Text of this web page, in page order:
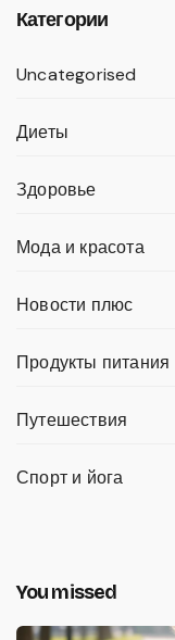
Категории
Uncategorised
Диеты
Здоровье
Мода и красота
Новости плюс
Продукты питания
Путешествия
Спорт и йога
You missed